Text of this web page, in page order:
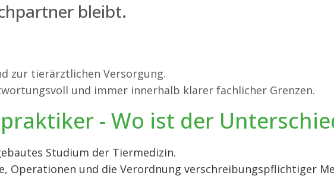
bleibt.
zur tierärztlichen Versorgung.
und immer innerhalb klarer fachlicher Grenzen.
- Wo ist der
Studium der Tiermedizin.
Operationen und die Verordnung verschreibungspflichtiger